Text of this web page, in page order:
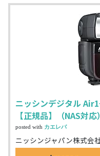
ニッシンデジタル
【正規品】（NAS対応）
posted with カエレバ
ニッシンジャパン株式会